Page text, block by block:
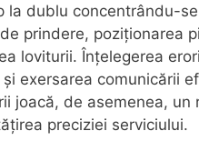
la dublu concentrându-
prindere, poziționarea
loviturii. Înțelegerea
și exersarea comunicării
joacă, de asemenea, un
preciziei serviciului.